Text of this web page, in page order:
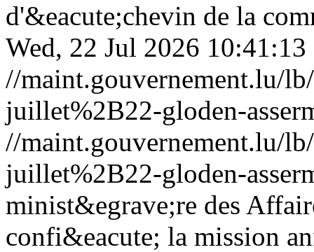
d'&eacute;chevin de la
Wed, 22 Jul 2026
//maint.gouvernement.lu/
juillet%2B22-gloden-
//maint.gouvernement.lu/
juillet%2B22-gloden-
minist&egrave;re des
confi&eacute; la mission